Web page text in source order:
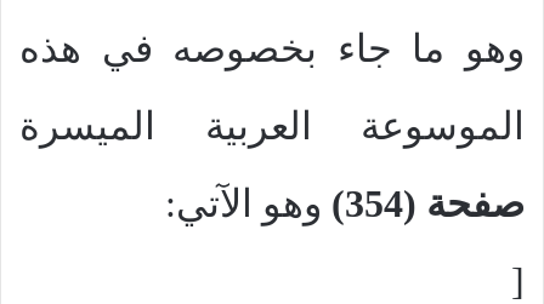
وهو ما جاء بخصوصه في هذه
الموسوعة العربية الميسرة
صفحة (354)
وهو الآتي:
[